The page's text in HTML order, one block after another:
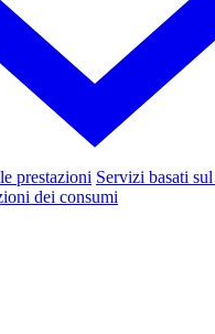
prestazioni Servizi basati
dei consumi